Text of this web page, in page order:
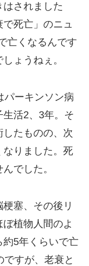
されました
死亡」のニュ
亡くなるんです
ょうねぇ。
パーキンソン病
活2、3年。そ
たものの、次
なりました。死
でした。
塞、その後リ
植物人間のよ
約5年くらいで亡
ですが、老衰と